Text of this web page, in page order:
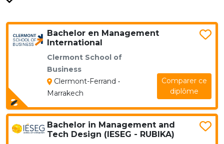
Bachelor en Management
International
Clermont School of
Business
Clermont-Ferrand •
Marrakech
Comparer ce
diplôme
Bachelor in Management and
Tech Design (IESEG - RUBIKA)